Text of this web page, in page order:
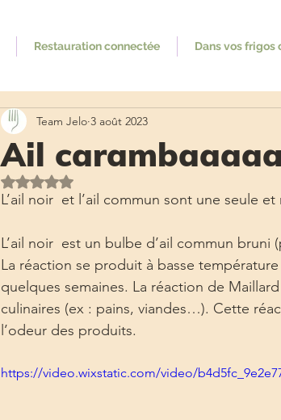
Restauration connectée Dans vos frigos
Ail
Team Jelo 3 août 2023
Noté NaN étoiles sur 5.
L’ail noir  et l’ail commun sont une seule
L’ail noir  est un bulbe d’ail commun bruni
La réaction se produit à basse
quelques semaines. La réaction de
culinaires (ex : pains, viandes…). Cette
l’odeur des produits.
https://video.wixstatic.com/video/